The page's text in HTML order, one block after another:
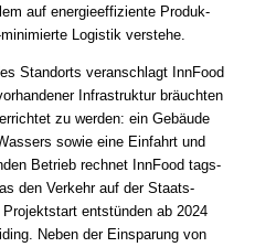
auf ener­gie­ef­fi­zien­te Pro­duk­
Logistik verstehe.
Standorts veranschlagt InnFood
In­fra­struk­tur bräuch­ten
zu wer­den: ein Ge­bäu­de
so­wie ei­ne Ein­fahrt und
Be­trieb rech­net InnFood tags­
den Ver­kehr auf der Staats­
ent­stün­den ab 2024
Neben der Ein­spa­rung von